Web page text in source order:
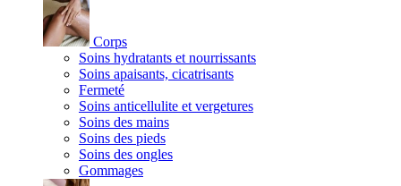
Corps
Soins hydratants et nourrissants
Soins apaisants, cicatrisants
Fermeté
Soins anticellulite et vergetures
Soins des mains
Soins des pieds
Soins des ongles
Gommages